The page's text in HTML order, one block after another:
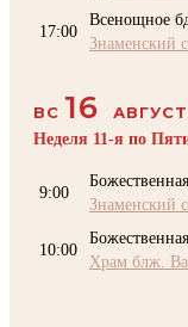
17:00
Всенощное
Знаменский
ВС 16
Неделя 11-я по
9:00
Знаменский
10:00
Храм блж.